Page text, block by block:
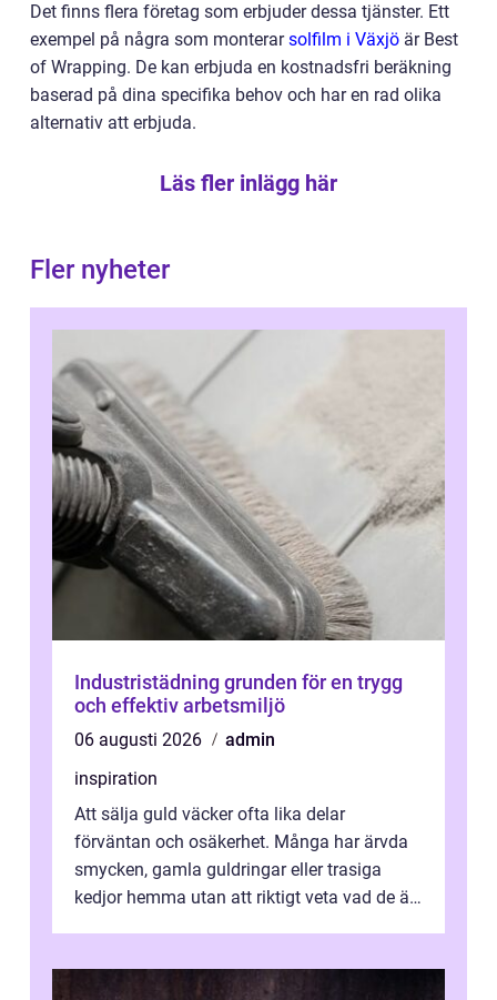
Det finns flera företag som erbjuder dessa tjänster. Ett
exempel på några som monterarsolfilm i Växjö är Best
of Wrapping. De kan erbjuda en kostnadsfri beräkning
baserad på dina specifika behov och har en rad olika
alternativ att erbjuda.
Läs fler inlägg här
Fler nyheter
Industristädning grunden för en trygg
och effektiv arbetsmiljö
06 augusti 2026
admin
inspiration
Att sälja guld väcker ofta lika delar
förväntan och osäkerhet. Många har ärvda
smycken, gamla guldringar eller trasiga
kedjor hemma utan att riktigt veta vad de är